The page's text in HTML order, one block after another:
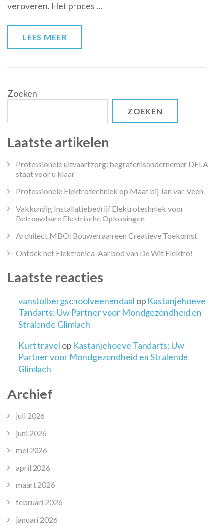
met
veroveren. Het proces …
LEES MEER
Zoeken
ZOEKEN
Laatste artikelen
Professionele uitvaartzorg: begrafenisondernemer DELA
staat voor u klaar
Professionele Elektrotechniek op Maat bij Jan van Veen
Vakkundig Installatiebedrijf Elektrotechniek voor
Betrouwbare Elektrische Oplossingen
Architect MBO: Bouwen aan een Creatieve Toekomst
Ontdek het Elektronica-Aanbod van De Wit Elektro!
Laatste reacties
vanstolbergschoolveenendaal op Kastanjehoeve
Tandarts: Uw Partner voor Mondgezondheid en
Stralende Glimlach
Kurt travel op Kastanjehoeve Tandarts: Uw
Partner voor Mondgezondheid en Stralende
Glimlach
Archief
juli 2026
juni 2026
mei 2026
april 2026
maart 2026
februari 2026
januari 2026